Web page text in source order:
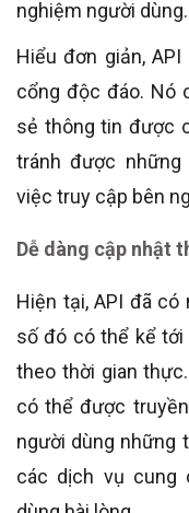
nghiệm người dùng.
Hiểu đơn giản,
cổng độc đáo. Nó
sẻ thông tin được
tránh được
việc truy cập bên
Dễ dàng cập nhật
Hiện tại, API đã
số đó có thể kể
theo thời gian
có thể được
người dùng những
các dịch vụ cung